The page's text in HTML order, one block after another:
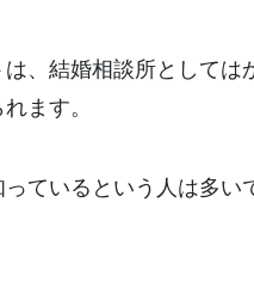
、結婚相談所としては
ます。
ているという人は多い